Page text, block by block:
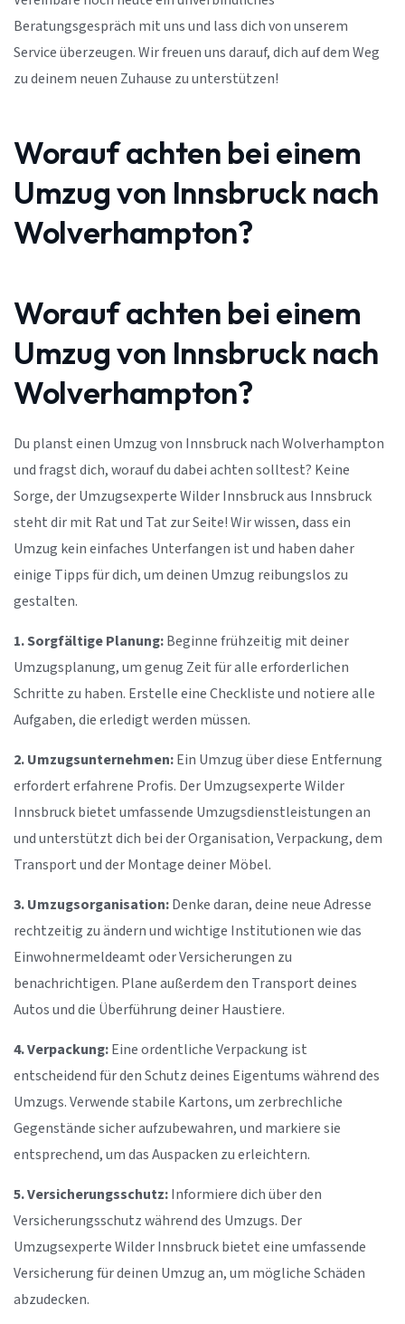
Beratungsgespräch mit uns und lass dich von unserem
Service überzeugen. Wir freuen uns darauf, dich auf dem Weg
zu deinem neuen Zuhause zu unterstützen!
Worauf achten bei einem
Umzug von Innsbruck nach
Wolverhampton?
Worauf achten bei einem
Umzug von Innsbruck nach
Wolverhampton?
Du planst einen Umzug von Innsbruck nach Wolverhampton
und fragst dich, worauf du dabei achten solltest? Keine
Sorge, der Umzugsexperte Wilder Innsbruck aus Innsbruck
steht dir mit Rat und Tat zur Seite! Wir wissen, dass ein
Umzug kein einfaches Unterfangen ist und haben daher
einige Tipps für dich, um deinen Umzug reibungslos zu
gestalten.
1. Sorgfältige Planung:Beginne frühzeitig mit deiner
Umzugsplanung, um genug Zeit für alle erforderlichen
Schritte zu haben. Erstelle eine Checkliste und notiere alle
Aufgaben, die erledigt werden müssen.
2. Umzugsunternehmen:Ein Umzug über diese Entfernung
erfordert erfahrene Profis. Der Umzugsexperte Wilder
Innsbruck bietet umfassende Umzugsdienstleistungen an
und unterstützt dich bei der Organisation, Verpackung, dem
Transport und der Montage deiner Möbel.
3. Umzugsorganisation:Denke daran, deine neue Adresse
rechtzeitig zu ändern und wichtige Institutionen wie das
Einwohnermeldeamt oder Versicherungen zu
benachrichtigen. Plane außerdem den Transport deines
Autos und die Überführung deiner Haustiere.
4. Verpackung:Eine ordentliche Verpackung ist
entscheidend für den Schutz deines Eigentums während des
Umzugs. Verwende stabile Kartons, um zerbrechliche
Gegenstände sicher aufzubewahren, und markiere sie
entsprechend, um das Auspacken zu erleichtern.
5. Versicherungsschutz:Informiere dich über den
Versicherungsschutz während des Umzugs. Der
Umzugsexperte Wilder Innsbruck bietet eine umfassende
Versicherung für deinen Umzug an, um mögliche Schäden
abzudecken.